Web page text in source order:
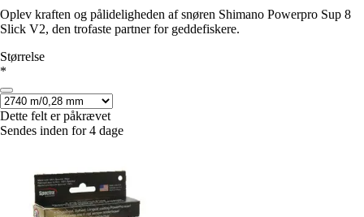
Oplev kraften og pålideligheden af snøren Shimano Powerpro Sup 8
Slick V2, den trofaste partner for geddefiskere.
Størrelse
*
Dette felt er påkrævet
Sendes inden for 4 dage